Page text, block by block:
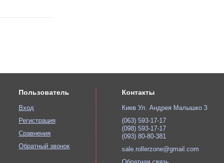
Пользователь
Вход
Регистрация
Сравнения
Обратный звонок
Контакты
Киев Ул. Андрея Малышко 3
(063) 593-17-17
(098) 593-17-17
(093) 80-80-381
sale.rollerzone@gmail.com